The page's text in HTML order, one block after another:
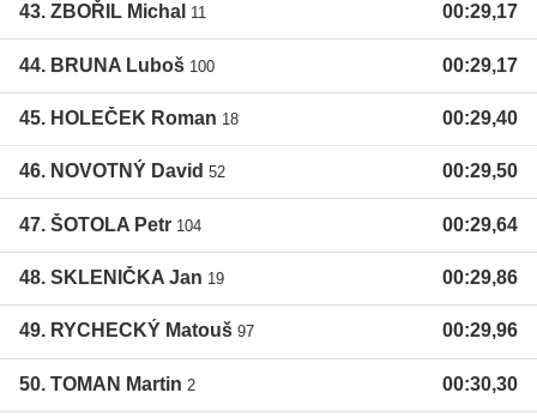
43. ZBOŘIL Michal 11 00:29,17
44. BRUNA Luboš 100 00:29,17
45. HOLEČEK Roman 18 00:29,40
46. NOVOTNÝ David 52 00:29,50
47. ŠOTOLA Petr 104 00:29,64
48. SKLENIČKA Jan 19 00:29,86
49. RYCHECKÝ Matouš 97 00:29,96
50. TOMAN Martin 2 00:30,30